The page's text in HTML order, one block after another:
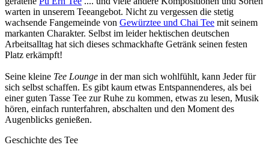
warten in unserem Teeangebot. Nicht zu vergessen die stetig
wachsende Fangemeinde von Gewürztee und Chai Tee mit seinem
markanten Charakter. Selbst im leider hektischen deutschen
Arbeitsalltag hat sich dieses schmackhafte Getränk seinen festen
Platz erkämpft!
Seine kleine Tee Lounge in der man sich wohlfühlt, kann Jeder für
sich selbst schaffen. Es gibt kaum etwas Entspannenderes, als bei
einer guten Tasse Tee zur Ruhe zu kommen, etwas zu lesen, Musik
hören, einfach runterfahren, abschalten und den Moment des
Augenblicks genießen.
Geschichte des Tee